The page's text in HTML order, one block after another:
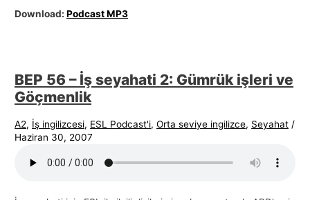
Download:Podcast MP3
BEP 56 – İş seyahati 2: Gümrük işleri ve
Göçmenlik
A2, İş ingilizcesi, ESL Podcast'i,Orta seviye ingilizce, Seyahat /
Haziran 30, 2007